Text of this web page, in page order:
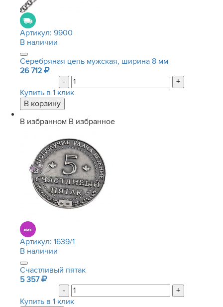
Артикул: 9900
В наличии
Серебряная цепь мужская, ширина 8 мм
26 712
-
+
Купить в 1 клик
В избранном В избранное
Артикул: 1639/1
В наличии
Счастливый пятак
5 357
-
+
Купить в 1 клик